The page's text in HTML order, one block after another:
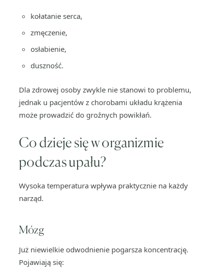
kołatanie serca,
zmęczenie,
osłabienie,
duszność.
Dla zdrowej osoby zwykle nie stanowi to problemu,
jednak u pacjentów z chorobami układu krążenia
może prowadzić do groźnych powikłań.
Co dzieje się w organizmie
podczas upału?
Wysoka temperatura wpływa praktycznie na każdy
narząd.
Mózg
Już niewielkie odwodnienie pogarsza koncentrację.
Pojawiają się: